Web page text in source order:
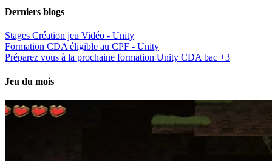
Derniers blogs
Stages Création jeu Vidéo - Unity
Formation CDA éligible au CPF - Unity
Préparez vous à la prochaine formation Unity CDA bac +3
Jeu du mois